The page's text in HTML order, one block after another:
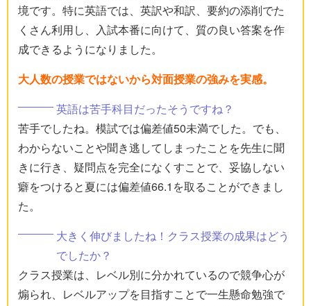
境です。特に英語では、英訳や和訳、要約の添削でた
くさん利用し、入試本番に向けて、質の良い答案を作
成できるようになりました。
大人数の授業ではないから対面授業の強みを実感。
英語は苦手科目だったそうですね？
苦手でしたね。模試では偏差値50未満でした。でも、
わからないことや聞き逃してしまったことを先生に聞
きに行き、疑問点を完全になくすことで、妥協しない
癖をつけると夏には偏差値66.1を取ることができまし
た。
大きく伸びましたね！クラス授業の成果はどう
でしたか？
クラス授業は、レベル別に分かれているので競争心が
煽られ、レベルアップを目指すことで一生懸命勉強で